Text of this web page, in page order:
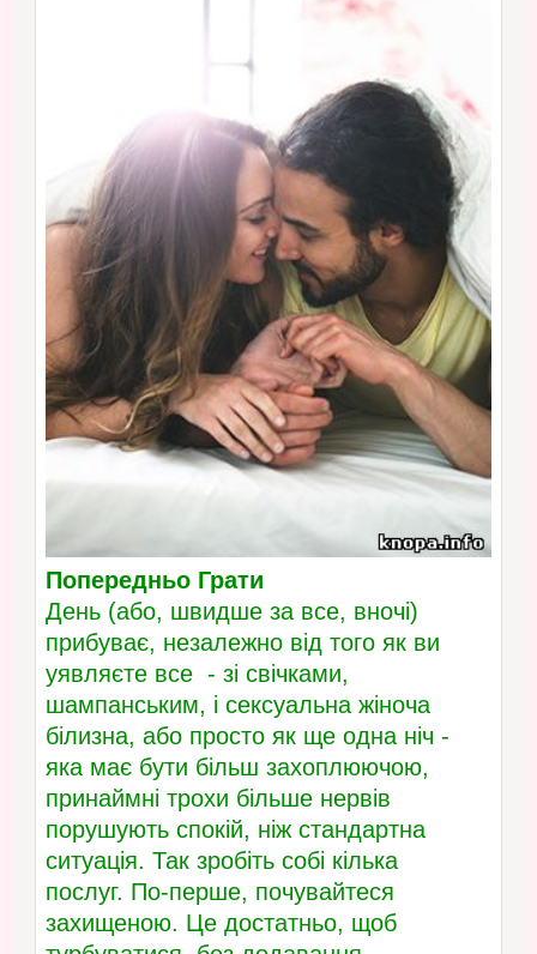
Попередньо Грати
День (або, швидше за все, вночі)
прибуває, незалежно від того як ви
уявляєте все - зі свічками,
шампанським, і сексуальна жіноча
білизна, або просто як ще одна ніч -
яка має бути більш захоплюючою,
принаймні трохи більше нервів
порушують спокій, ніж стандартна
ситуація. Так зробіть собі кілька
послуг. По-перше, почувайтеся
захищеною. Це достатньо, щоб